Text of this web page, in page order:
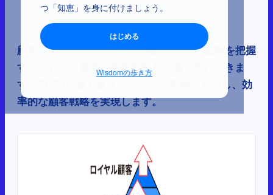
つ「知恵」を身に付けましょう。
はじめる
Wisdomの歩き方
顧客を5つのセグメントに分類し、4つの動態を把握
することで、最適な投資戦略を立案・実行できま
す。PDCAを繰り返すことでマス思考を脱却し、効
率的な顧客戦略を実現します。